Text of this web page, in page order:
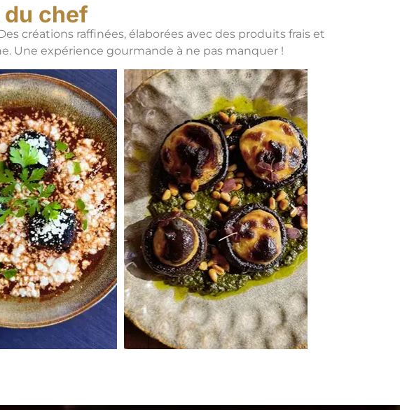
chef
créations raffinées, élaborées avec des produits frais et
Une expérience gourmande à ne pas manquer !